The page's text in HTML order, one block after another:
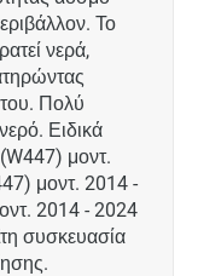
Το
νερά,
Πολύ
Ειδικά
μοντ.
μοντ. 2014 -
2014 - 2024
συσκευασία